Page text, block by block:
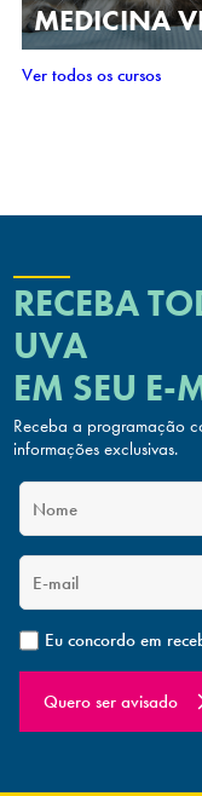
MEDICINA
Ver todos os cursos
RECEBA
UVA
EM SEU E-
Receba a programação
informações exclusivas.
Eu concordo em
Quero ser avisado